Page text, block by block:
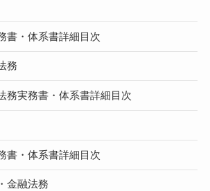
書・体系書詳細目次
務
務実務書・体系書詳細目次
書・体系書詳細目次
金融法務